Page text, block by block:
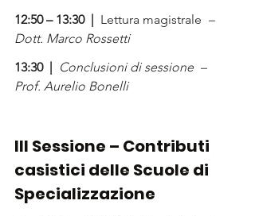
12:50 – 13:30  | Lettura magistrale –
Dott. Marco Rossetti
13:30  | Conclusioni di sessione  –
Prof. Aurelio Bonelli
III Sessione – Contributi
casistici delle Scuole di
Specializzazione